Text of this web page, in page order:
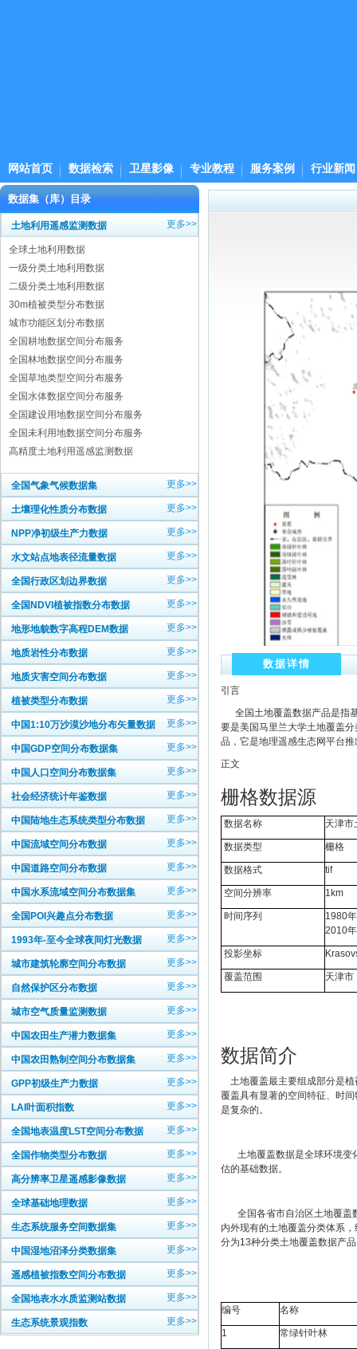
网站首页 数据检索 卫星影像 专业教程 服务案例 行业新闻
数据集（库）目录
土地利用遥感监测数据 更多>>
全球土地利用数据
一级分类土地利用数据
二级分类土地利用数据
30m植被类型分布数据
城市功能区划分布数据
全国耕地数据空间分布服务
全国林地数据空间分布服务
全国草地类型空间分布服务
全国水体数据空间分布服务
全国建设用地数据空间分布服务
全国未利用地数据空间分布服务
高精度土地利用遥感监测数据
全国气象气候数据集 更多>>
土壤理化性质分布数据 更多>>
NPP净初级生产力数据 更多>>
水文站点地表径流量数据 更多>>
全国行政区划边界数据 更多>>
全国NDVI植被指数分布数据 更多>>
地形地貌数字高程DEM数据 更多>>
地质岩性分布数据 更多>>
地质灾害空间分布数据 更多>>
植被类型分布数据 更多>>
中国1:10万沙漠沙地分布矢量数据 更多>>
中国GDP空间分布数据集 更多>>
中国人口空间分布数据集 更多>>
社会经济统计年鉴数据 更多>>
中国陆地生态系统类型分布数据 更多>>
中国流域空间分布数据 更多>>
中国道路空间分布数据 更多>>
中国水系流域空间分布数据集 更多>>
全国POI兴趣点分布数据 更多>>
1993年-至今全球夜间灯光数据 更多>>
城市建筑轮廓空间分布数据 更多>>
自然保护区分布数据 更多>>
城市空气质量监测数据 更多>>
中国农田生产潜力数据集 更多>>
中国农田熟制空间分布数据集 更多>>
GPP初级生产力数据 更多>>
LAI叶面积指数 更多>>
全国地表温度LST空间分布数据 更多>>
全国作物类型分布数据 更多>>
高分辨率卫星遥感影像数据 更多>>
全球基础地理数据 更多>>
生态系统服务空间数据集 更多>>
中国湿地沼泽分类数据集 更多>>
遥感植被指数空间分布数据 更多>>
全国地表水水质监测站数据 更多>>
生态系统景观指数 更多>>
数据详情
引言
全国土地覆盖数据产品是指
要是美国马里兰大学土地覆盖
品，它是地理遥感生态网平台
正文
栅格数据源
数据名称 天津市
数据类型 栅格
数据格式 tif
空间分辨率 1km
时间序列
1980
2010
投影坐标
覆盖范围 天津市
数据简介
土地覆盖最主要组成部分是植
覆盖具有显著的空间特征、时
是复杂的。
土地覆盖数据是全球环境变
估的基础数据。
全国各省市自治区土地覆盖
内外现有的土地覆盖分类体系
分为13种分类土地覆盖数据产
编号 名称
1 常绿针叶林